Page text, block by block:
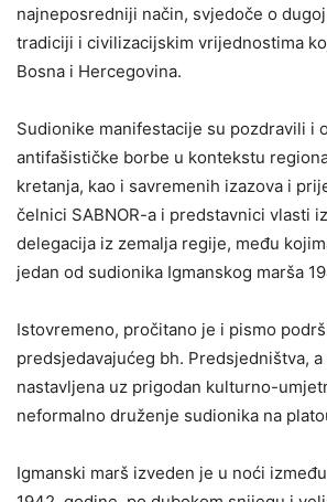
najneposredniji način, svjedoče o
tradiciji i civilizacijskim vrijednostima
Bosna i Hercegovina.
Sudionike manifestacije su pozdravili i
antifašističke borbe u kontekstu
kretanja, kao i savremenih izazova i
čelnici SABNOR-a i predstavnici vlasti
delegacija iz zemalja regije, među
jedan od sudionika Igmanskog marša
Istovremeno, pročitano je i pismo
predsjedavajućeg bh. Predsjedništva,
nastavljena uz prigodan kulturno-
neformalno druženje sudionika na
Igmanski marš izveden je u noći